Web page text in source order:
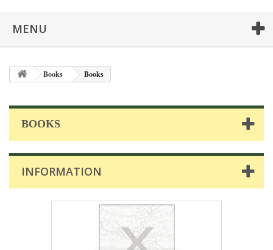
MENU
Books Books
BOOKS
INFORMATION